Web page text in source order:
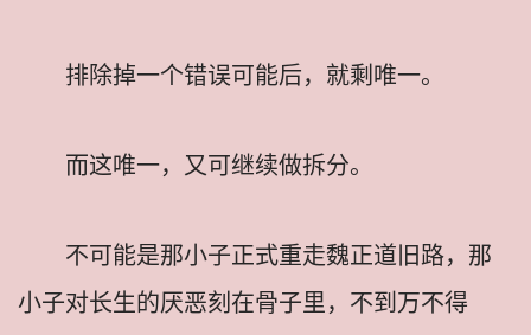
排除掉一个错误可能后，就剩唯一。
而这唯一，又可继续做拆分。
不可能是那小子正式重走魏正道旧路，那
小子对长生的厌恶刻在骨子里，不到万不得